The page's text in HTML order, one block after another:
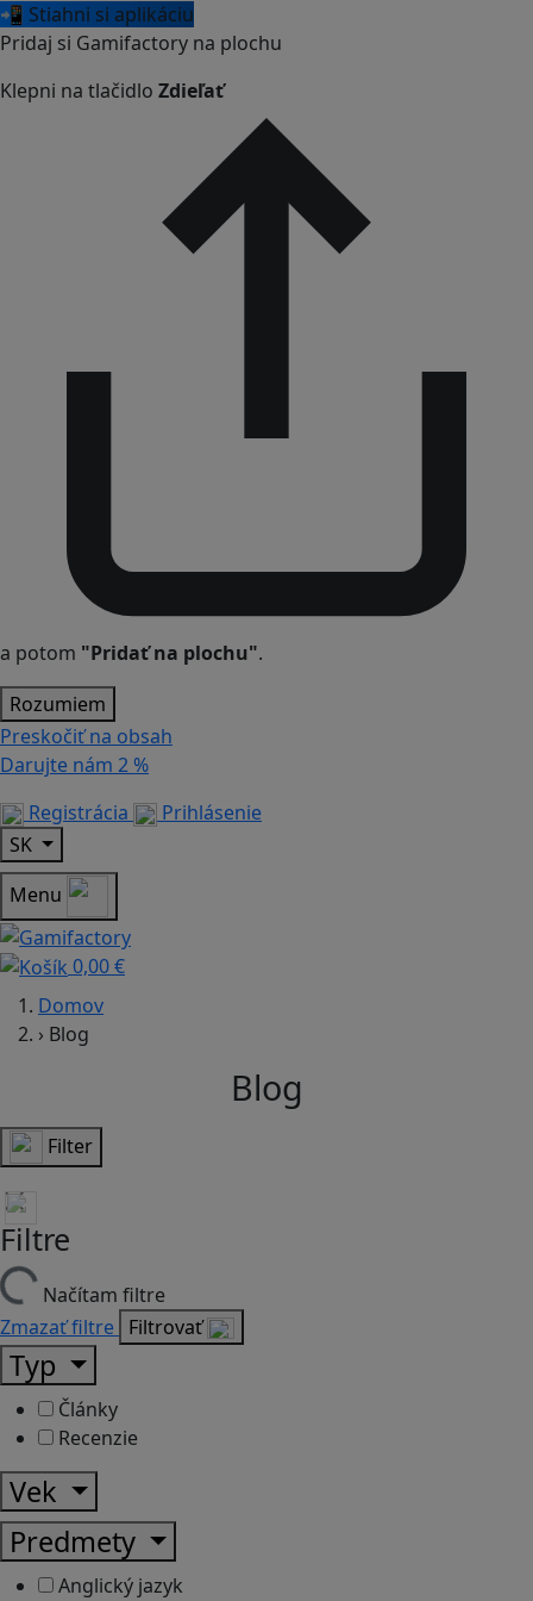
📲 Stiahni si aplikáciu
Pridaj si Gamifactory na plochu
Klepni na tlačidlo Zdieľať
a potom "Pridať na plochu".
Rozumiem
Preskočiť na obsah
Darujte nám 2 %
Registrácia
Prihlásenie
SK
Menu
0,00 €
Domov
› Blog
Blog
Filter
Filtre
Načítam filtre
Zmazať filtre Filtrovať
Typ
Články
Recenzie
Vek
Predmety
Anglický jazyk